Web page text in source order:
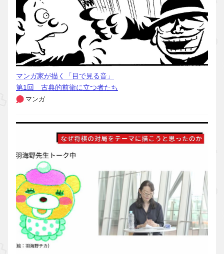
マンガ家が描く「目で見る音」
第1回 古典的前衛に立つ者たち
マンガ